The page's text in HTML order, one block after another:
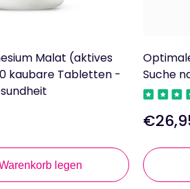
Malat (aktives
kaubare Tabletten -
legen
Suche